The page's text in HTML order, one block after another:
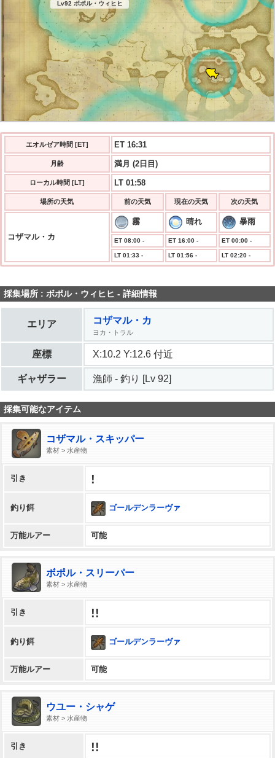
Lv92 ボポル・ウィヒヒ
エオルゼア時間 [ET] ET 16:31
月齢 満月 (2日目)
ローカル時間 [LT] LT 01:58
場所の天気 前の天気 現在の天気 次の天気
コザマル・カ
霧 晴れ 暴雨
ET 08:00 - ET 16:00 - ET 00:00 -
LT 01:33 - LT 01:56 - LT 02:20 -
採集場所 : ボポル・ウィヒヒ - 詳細情報
エリア コザマル・カ
ヨカ・トラル
座標 X:10.2 Y:12.6 付近
ギャザラー 漁師 - 釣り [Lv 92]
採集可能なアイテム
コザマル・スキッパー
素材 > 水産物
引き !
釣り餌 ゴールデンラーヴァ
万能ルアー 可能
ボポル・スリーパー
素材 > 水産物
引き !!
釣り餌 ゴールデンラーヴァ
万能ルアー 可能
ウユー・シャゲ
素材 > 水産物
引き !!